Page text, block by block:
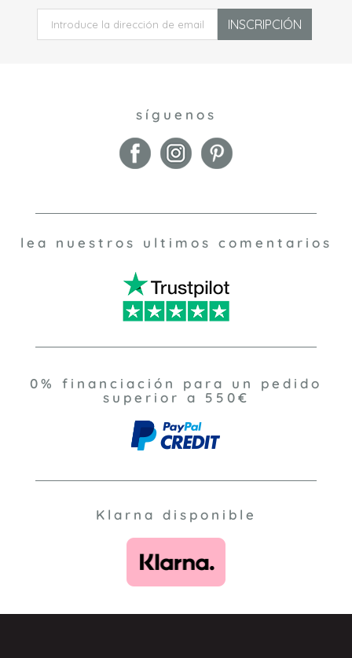
interiores. Acabado con elegantes tiradores y zócalo de
latón o plata, es una pieza verdaderamente clásica.
nuevo conjunto? También tenemos una amplia gama de
taburetes que combinan bien con nuestros tocadores. El
taburete Amelia, con sus detalles de latón y su tapizado
otomana
Antoinette, son dos modelos
INSCRIPCIÓN
síguenos
lea nuestros ultimos comentarios
0% financiación para un pedido
superior a 550€
Klarna disponible